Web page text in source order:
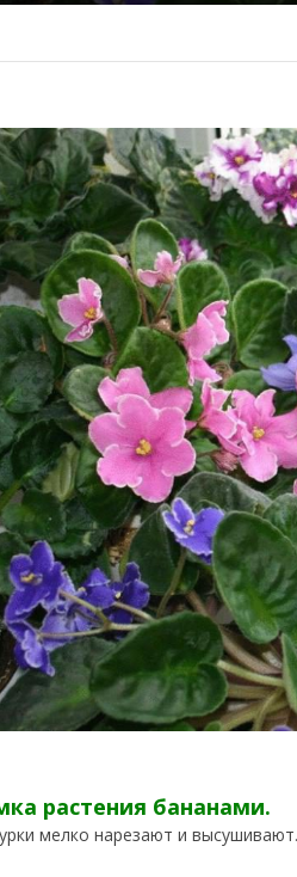
растения бананами.
мелко нарезают и